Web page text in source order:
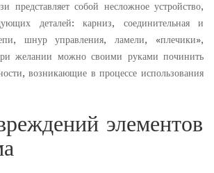
представляет собой несложное устройство,
деталей: карниз, соединительная и
шнур управления, ламели, «плечики»,
желании можно своими руками починить
возникающие в процессе использования
элементов